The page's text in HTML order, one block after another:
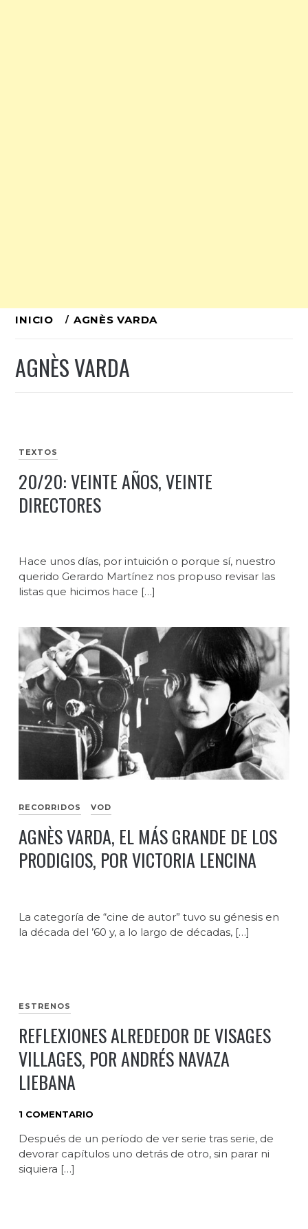
Ir
contenido
INICIO AGNÈS VARDA
AGNÈS VARDA
TEXTOS
20/20: VEINTE AÑOS, VEINTE
DIRECTORES
Hace unos días, por intuición o porque sí, nuestro
querido Gerardo Martínez nos propuso revisar las
listas que hicimos hace […]
RECORRIDOS VOD
AGNÈS VARDA, EL MÁS GRANDE DE LOS
PRODIGIOS, POR VICTORIA LENCINA
La categoría de “cine de autor” tuvo su génesis en
la década del ’60 y, a lo largo de décadas, […]
ESTRENOS
REFLEXIONES ALREDEDOR DE VISAGES
VILLAGES, POR ANDRÉS NAVAZA
LIEBANA
1 COMENTARIO
Después de un período de ver serie tras serie, de
devorar capítulos uno detrás de otro, sin parar ni
siquiera […]